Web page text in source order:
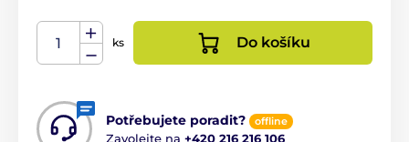
ks Do košíku
Potřebujete poradit? offline
Zavolejte na +420 216 216 106